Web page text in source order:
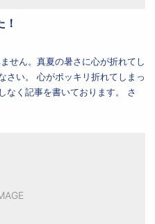
せん。真夏の暑さに心が折れてし
さい。 心がポッキリ折れてしまっ
なく記事を書いております。 さ